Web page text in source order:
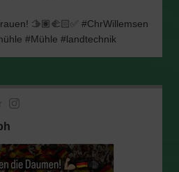
🫱🏽‍🫲🏻✅ #ChrWillemsen
#Mühle #landtechnik